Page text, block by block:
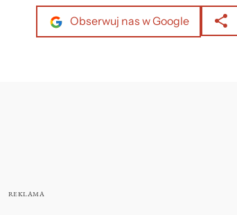
Obserwuj nas w Google